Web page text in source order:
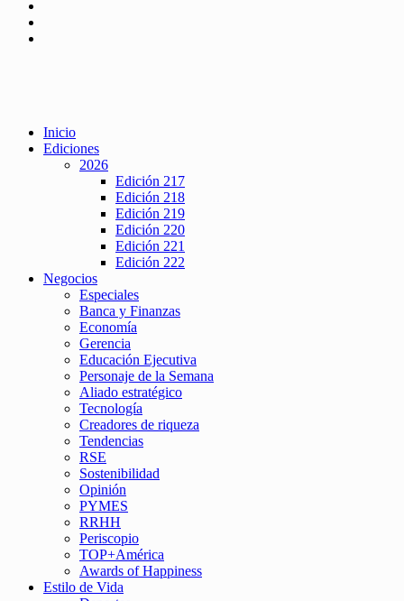
Inicio
Ediciones
2026
Edición 217
Edición 218
Edición 219
Edición 220
Edición 221
Edición 222
Negocios
Especiales
Banca y Finanzas
Economía
Gerencia
Educación Ejecutiva
Personaje de la Semana
Aliado estratégico
Tecnología
Creadores de riqueza
Tendencias
RSE
Sostenibilidad
Opinión
PYMES
RRHH
Periscopio
TOP+América
Awards of Happiness
Estilo de Vida